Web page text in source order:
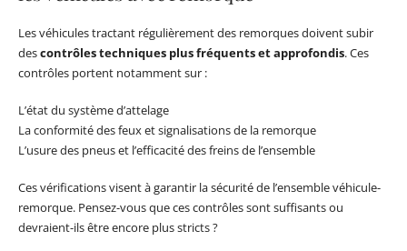
Les véhicules tractant régulièrement des remorques doivent subir
descontrôles techniques plus fréquents et approfondis. Ces
contrôles portent notamment sur :
L’état du système d’attelage
La conformité des feux et signalisations de la remorque
L’usure des pneus et l’efficacité des freins de l’ensemble
Ces vérifications visent à garantir la sécurité de l’ensemble véhicule-
remorque. Pensez-vous que ces contrôles sont suffisants ou
devraient-ils être encore plus stricts ?